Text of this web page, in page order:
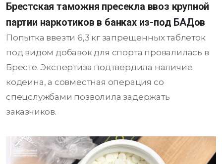
Брестская таможня пресекла ввоз крупной
партии наркотиков в банках из-под БАДов
Попытка ввезти 6,3 кг запрещенных таблеток
под видом добавок для спорта провалилась в
Бресте. Экспертиза подтвердила наличие
кодеина, а совместная операция со
спецслужбами позволила задержать
заказчиков.